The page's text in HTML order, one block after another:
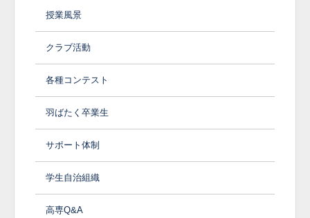
授業風景
クラブ活動
各種コンテスト
羽ばたく卒業生
サポート体制
学生自治組織
高専Q&A